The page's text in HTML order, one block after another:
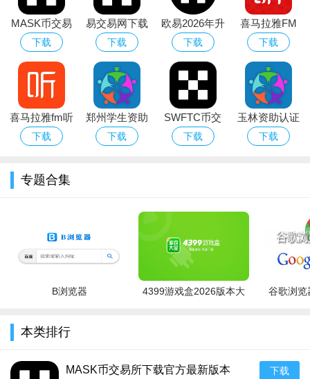
MASK币交易
所下载官方最
新版本
下载
易交易网下载
2026最新版
下载
欧易2026年升
级新版本
下载
喜马拉雅FM
手机客户端
下载
喜马拉雅fm听
书相声
下载
郑州学生资助
通app下载安
下载
SWFTC币交
易所app下载
下载
玉林资助认证
(资助通)app
下载
专题合集
B浏览器
4399游戏盒2026版本大
谷歌浏览
本类排行
MASK币交易所下载官方最新版本
下载